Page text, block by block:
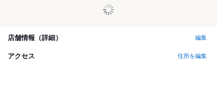
店舗情報（詳細） 編集
アクセス 住所を編集